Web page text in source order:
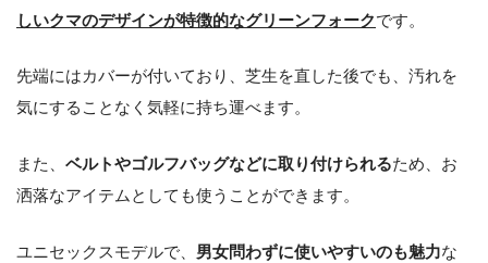
しいクマのデザインが特徴的なグリーンフォークです。
先端にはカバーが付いており、芝生を直した後でも、汚れを
気にすることなく気軽に持ち運べます。
また、 ベルトやゴルフバッグなどに取り付けられるため、お
洒落なアイテムとしても使うことができます。
ユニセックスモデルで、 男女問わずに使いやすいのも魅力な